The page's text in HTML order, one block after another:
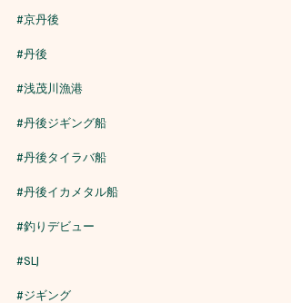
#京丹後
#丹後
#浅茂川漁港
#丹後ジギング船
#丹後タイラバ船
#丹後イカメタル船
#釣りデビュー
#SLJ
#ジギング